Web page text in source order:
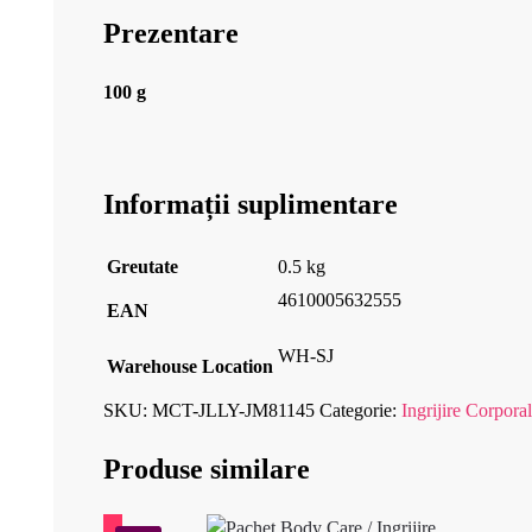
Prezentare
100 g
Informații suplimentare
Greutate 0.5 kg
EAN
4610005632555
Warehouse Location
WH-SJ
SKU: MCT-JLLY-JM81145 Categorie: Ingrijire
Produse similare